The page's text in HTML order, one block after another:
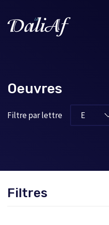
Oeuvres
Filtre par lettre
Filtres